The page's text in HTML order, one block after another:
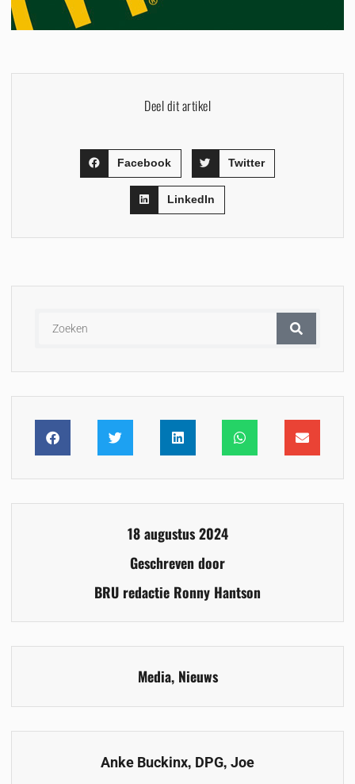
Deel dit artikel
Facebook Twitter
LinkedIn
18 augustus 2024
Geschreven door
BRU redactie Ronny Hantson
Media, Nieuws
Anke Buckinx, DPG, Joe